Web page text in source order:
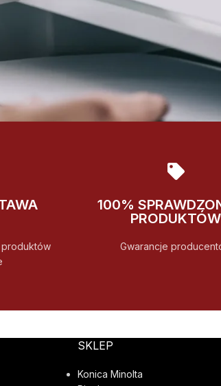
100%
PRODUKTÓW
Gwarancje
SKLEP
Konica Minolta